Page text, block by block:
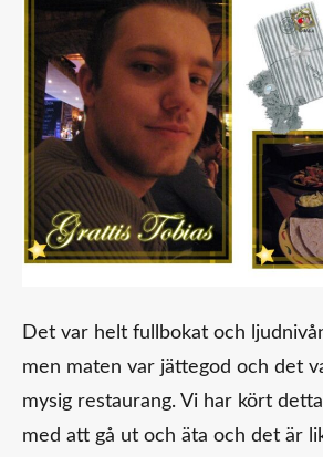
Det var helt fullbokat och
men maten var jättegod och det
mysig restaurang. Vi har kört
med att gå ut och äta och det är